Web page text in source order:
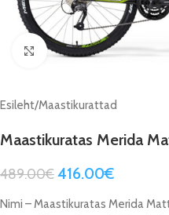
Click to enlarge
Esileht/Maastikurattad
Maastikuratas Merida
489.00€416.00€
Nimi – Maastikuratas Merida